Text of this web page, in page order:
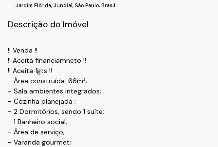
Jardim Flórida,Jundiaí, São Paulo,Brasil
Descrição do Imóvel
!! Venda !!
!! Aceita financiamneto !!
!! Aceita fgts !!
- Área construída: 66m²;
- Sala ambientes integrados;
- Cozinha planejada ;
- 2 Dormitórios, sendo 1 suíte;
- 1 Banheiro social;
- Área de serviço;
- Varanda gourmet;